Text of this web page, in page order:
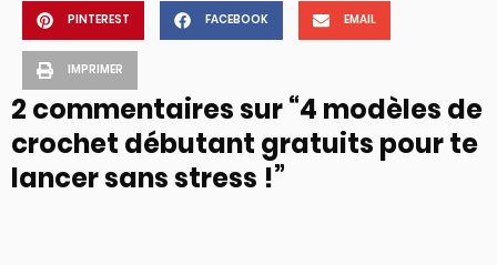
PINTEREST FACEBOOK EMAIL
IMPRIMER
2 commentaires sur “4 modèles de
crochet débutant gratuits pour te
lancer sans stress !”